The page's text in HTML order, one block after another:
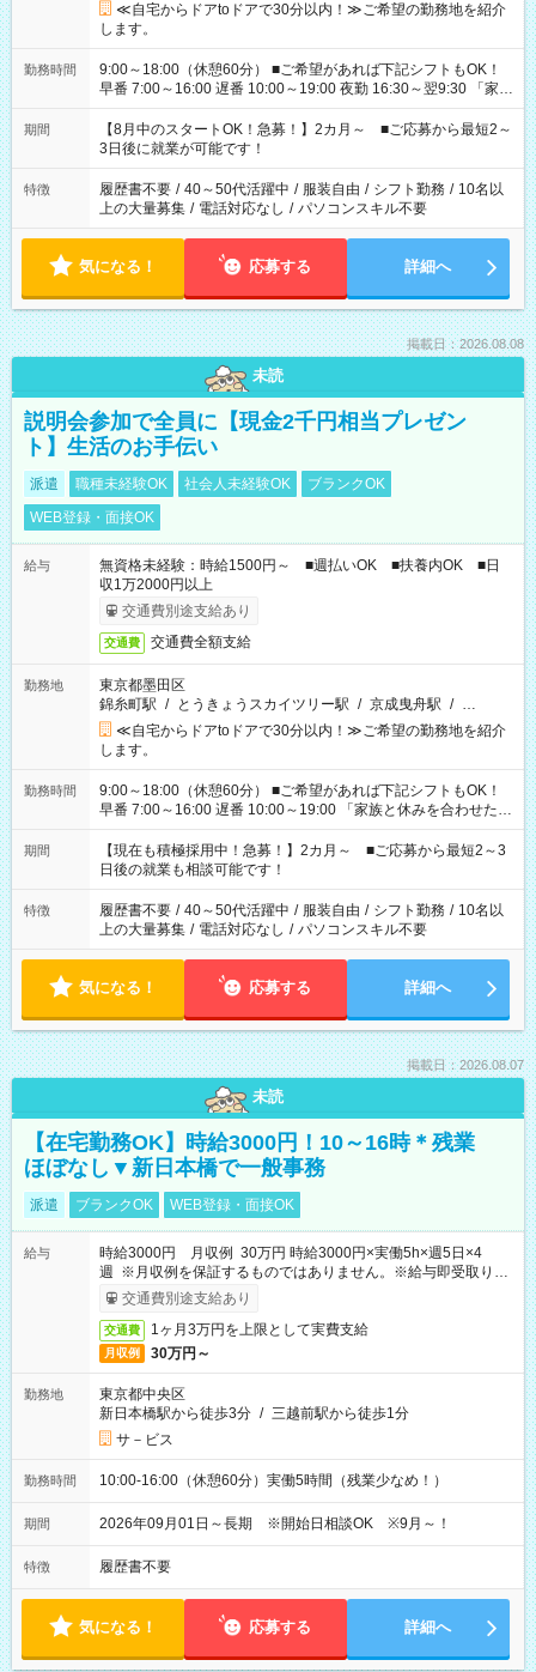
≪自宅からドアtoドアで30分以内！≫ご希望の勤務地を紹介
します。
勤務時間
9:00～18:00（休憩60分） ■ご希望があれば下記シフトもOK！
早番 7:00～16:00 遅番 10:00～19:00 夜勤 16:30～翌9:30 「家族
と休みを合わせたい」 「余裕を持って夕飯の準備がしたい」
「できれば残業はしたくない」 など、ご希望を教えてください
ね。 ※Wワーク希望の方へ 今ご覧のお仕事で希望する勤務時間
と、もう1つのお仕事の勤務時間。 合計で週40時間を超える場
合は応募できません。
期間
【8月中のスタートOK！急募！】2カ月～ ■ご応募から最短2～
3日後に就業が可能です！
特徴 履歴書不要 / 40～50代活躍中 / 服装自由 / シフト勤務 / 10名以
上の大量募集 / 電話対応なし / パソコンスキル不要
気になる！ 応募する 詳細へ
掲載日：2026.08.08
未読
説明会参加で全員に【現金2千円相当プレゼン
ト】生活のお手伝い
派遣 職種未経験OK 社会人未経験OK
ブランクOK
WEB登録・面接OK
給与
無資格未経験：時給1500円～ ■週払いOK ■扶養内OK ■日
収1万2000円以上
交通費別途支給あり
交通費 交通費全額支給
勤務地
東京都墨田区
錦糸町駅 / とうきょうスカイツリー駅 / 京成曳舟駅 / …
≪自宅からドアtoドアで30分以内！≫ご希望の勤務地を紹介
します。
勤務時間
9:00～18:00（休憩60分） ■ご希望があれば下記シフトもOK！
早番 7:00～16:00 遅番 10:00～19:00 「家族と休みを合わせた
い」 「余裕を持って夕飯の準備がしたい」 「できれば残業はし
たくない」 など、ご希望を教えてくださいね。 ※Wワーク希望
の方へ 今ご覧のお仕事で希望する勤務時間と、もう1つのお仕事
の勤務時間。 合計で週40時間を超える場合は応募できません。
期間
【現在も積極採用中！急募！】2カ月～ ■ご応募から最短2～3
日後の就業も相談可能です！
特徴 履歴書不要 / 40～50代活躍中 / 服装自由 / シフト勤務 / 10名以
上の大量募集 / 電話対応なし / パソコンスキル不要
気になる！ 応募する 詳細へ
掲載日：2026.08.07
未読
【在宅勤務OK】時給3000円！10～16時＊残業
ほぼなし▼新日本橋で一般事務
派遣 ブランクOK WEB登録・面接OK
給与
時給3000円 月収例 30万円 時給3000円×実働5h×週5日×4
週 ※月収例を保証するものではありません。※給与即受取りサ
ービス利用可（利用条件有）
交通費別途支給あり
交通費 1ヶ月3万円を上限として実費支給
月収例 30万円～
勤務地
東京都中央区
新日本橋駅から徒歩3分 / 三越前駅から徒歩1分
サ－ビス
勤務時間 10:00-16:00（休憩60分）実働5時間（残業少なめ！）
期間 2026年09月01日～長期 ※開始日相談OK ※9月～！
特徴 履歴書不要
気になる！ 応募する 詳細へ